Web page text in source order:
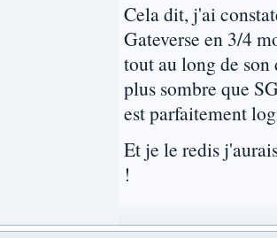
Cela dit, j'ai
Gateverse en 3/4
tout au long de
plus sombre que
est parfaitement
Et je le redis
!